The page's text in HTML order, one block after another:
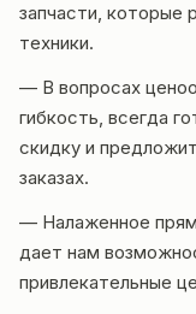
запчасти, которые
техники.
— В вопросах
гибкость, всегда
скидку и
заказах.
— Налаженное
дает нам
привлекательные